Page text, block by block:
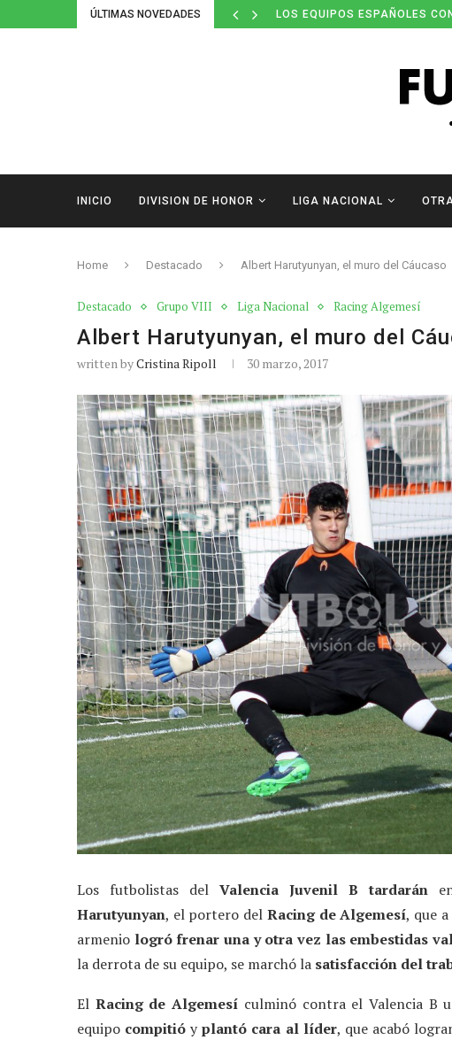
ÚLTIMAS NOVEDADES LOS EQUIPOS ESPAÑOLES
INICIO DIVISION DE HONOR LIGA NACIONAL
Home Destacado Albert Harutyunyan, el muro del Cáucaso
Destacado Grupo VIII Liga Nacional Racing Algemesí
Albert Harutyunyan, el muro del
written byCristina Ripoll 30 marzo, 2017
Los futbolistas del Valencia Juvenil B tardarán
Harutyunyan, el portero del Racing de Algemesí, que
armenio logró frenar una y otra vez las embestidas
la derrota de su equipo, se marchó la satisfacción del
El Racing de Algemesí culminó contra el Valencia B
equipo compitió yplantó cara al líder, que acabó